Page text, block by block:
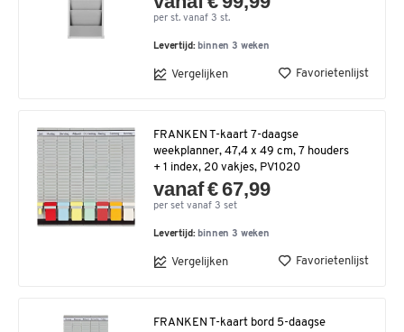
per st. vanaf 3 st.
Levertijd:binnen 3 weken
Vergelijken Favorietenlijst
FRANKEN T-kaart 7-daagse
weekplanner, 47,4 x 49 cm, 7 houders
+ 1 index, 20 vakjes, PV1020
vanaf € 67,99
per set vanaf 3 set
Levertijd:binnen 3 weken
Vergelijken Favorietenlijst
FRANKEN T-kaart bord 5-daagse